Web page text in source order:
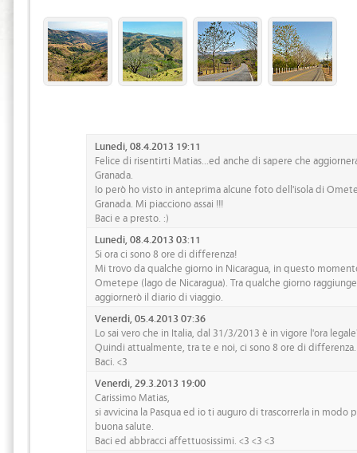
Lunedi, 08.4.2013 19:11
Felice di risentirti Matias...ed anche di sapere che
Granada.
Io però ho visto in anteprima alcune foto dell'isola di
Granada. Mi piacciono assai !!!
Baci e a presto. :)
Lunedi, 08.4.2013 03:11
Si ora ci sono 8 ore di differenza!
Mi trovo da qualche giorno in Nicaragua, in questo
Ometepe (lago de Nicaragua). Tra qualche giorno
aggiornerò il diario di viaggio.
Venerdi, 05.4.2013 07:36
Lo sai vero che in Italia, dal 31/3/2013 è in vigore l'ora
Quindi attualmente, tra te e noi, ci sono 8 ore di differenza.
Baci. <3
Venerdi, 29.3.2013 19:00
Carissimo Matias,
si avvicina la Pasqua ed io ti auguro di trascorrerla in modo
buona salute.
Baci ed abbracci affettuosissimi. <3 <3 <3